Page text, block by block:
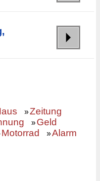
»Zeitung
»Geld
Motorrad »Alarm